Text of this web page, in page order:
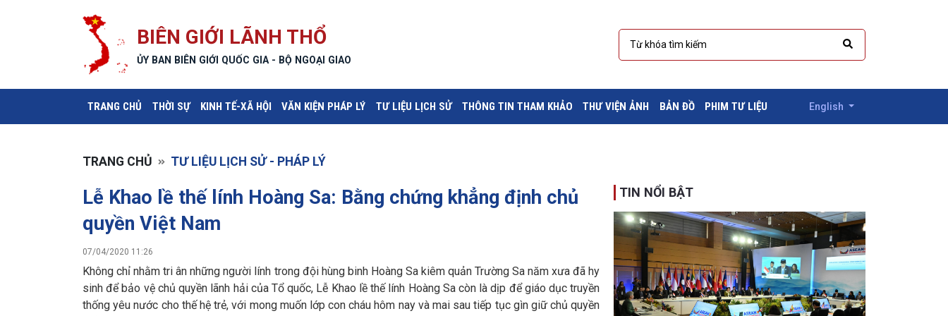
BIÊN GIỚI LÃNH THỔ
ỦY BAN BIÊN GIỚI QUỐC GIA - BỘ NGOẠI GIAO
TRANG CHỦ (CURRENT)
THỜI SỰ KINH TẾ-XÃ HỘI VĂN KIỆN PHÁP LÝ TƯ LIỆU LỊCH SỬ THÔNG TIN THAM KHẢO THƯ VIỆN ẢNH BẢN ĐỒ PHIM TƯ LIỆU English
TRANG CHỦ TƯ LIỆU LỊCH SỬ - PHÁP LÝ
Lễ Khao lề thế lính Hoàng Sa: Bằng chứng khẳng định chủ
quyền Việt Nam
07/04/2020 11:26
Không chỉ nhằm tri ân những người lính trong đội hùng binh Hoàng Sa kiêm quản Trường Sa năm xưa đã hy
sinh để bảo vệ chủ quyền lãnh hải của Tổ quốc, Lễ Khao lề thế lính Hoàng Sa còn là dịp để giáo dục truyền
thống yêu nước cho thế hệ trẻ, với mong muốn lớp con cháu hôm nay và mai sau tiếp tục gìn giữ chủ quyền
TIN NỔI BẬT